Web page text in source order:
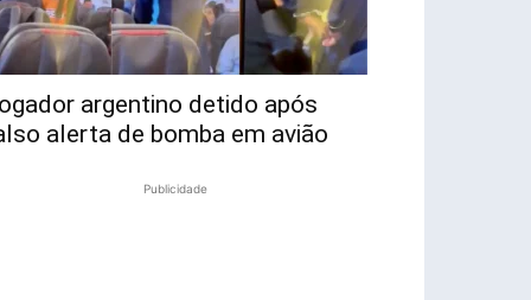
argentino detido após
alerta de bomba em avião
Publicidade